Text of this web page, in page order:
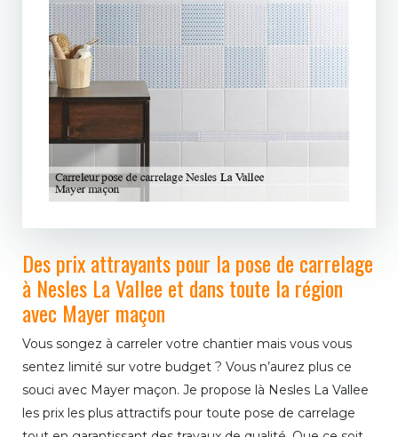
Des prix attrayants pour la pose de carrelage
à Nesles La Vallee et dans toute la région
avec Mayer maçon
Vous songez à carreler votre chantier mais vous vous
sentez limité sur votre budget ? Vous n’aurez plus ce
souci avec Mayer maçon. Je propose là Nesles La Vallee
les prix les plus attractifs pour toute pose de carrelage